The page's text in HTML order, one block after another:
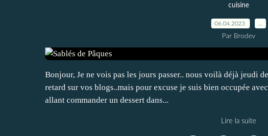
cuisine
06.04.2023
Par Brodev
Bonjour, Je ne vois pas les jours passer.. nous voilà déjà jeudi
retard sur vos blogs..mais pour excuse je suis bien occupée
allant commander un dessert dans...
Lire la suite